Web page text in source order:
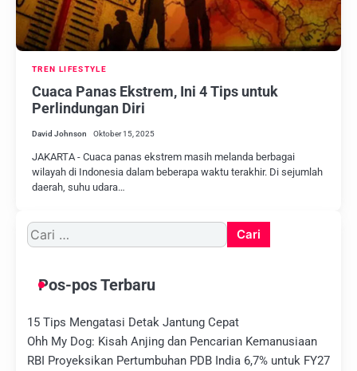
TREN LIFESTYLE
Cuaca Panas Ekstrem, Ini 4 Tips untuk
Perlindungan Diri
David Johnson Oktober 15, 2025
JAKARTA - Cuaca panas ekstrem masih melanda berbagai
wilayah di Indonesia dalam beberapa waktu terakhir. Di sejumlah
daerah, suhu udara…
Cari
untuk:
Pos-pos Terbaru
15 Tips Mengatasi Detak Jantung Cepat
Ohh My Dog: Kisah Anjing dan Pencarian Kemanusiaan
RBI Proyeksikan Pertumbuhan PDB India 6,7% untuk FY27